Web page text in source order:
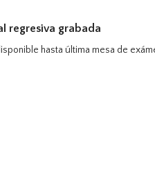
regresiva grabada
hasta última mesa de